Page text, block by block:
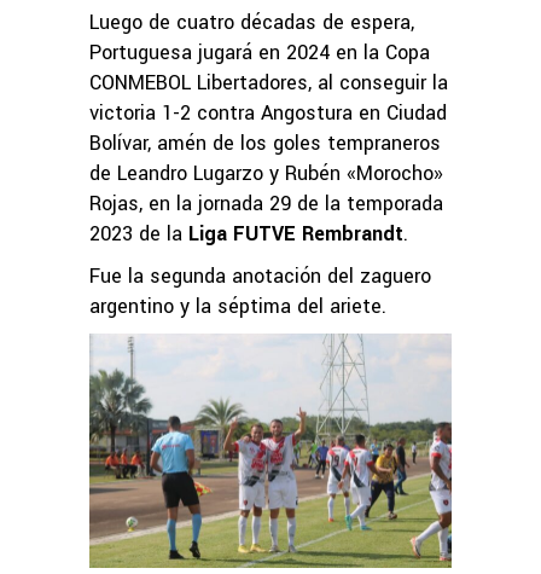
Luego de cuatro décadas de espera,
Portuguesa jugará en 2024 en la Copa
CONMEBOL Libertadores, al conseguir la
victoria 1-2 contra Angostura en Ciudad
Bolívar, amén de los goles tempraneros
de Leandro Lugarzo y Rubén «Morocho»
Rojas, en la jornada 29 de la temporada
2023 de la Liga FUTVE Rembrandt.
Fue la segunda anotación del zaguero
argentino y la séptima del ariete.